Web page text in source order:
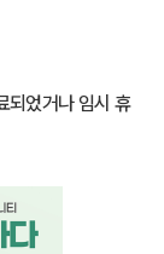
되었거나 임시 휴